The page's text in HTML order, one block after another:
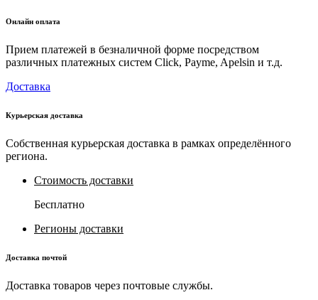
Онлайн оплата
Прием платежей в безналичной форме посредством
различных платежных систем Click, Payme, Apelsin и т.д.
Доставка
Курьерская доставка
Собственная курьерская доставка в рамках определённого
региона.
Стоимость доставки
Бесплатно
Регионы доставки
Доставка почтой
Доставка товаров через почтовые службы.